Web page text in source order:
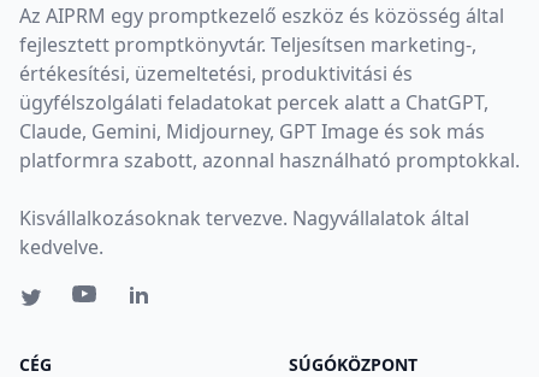
Az AIPRM egy promptkezelő eszköz és közösség által
fejlesztett promptkönyvtár. Teljesítsen marketing-,
értékesítési, üzemeltetési, produktivitási és
ügyfélszolgálati feladatokat percek alatt a ChatGPT,
Claude, Gemini, Midjourney, GPT Image és sok más
platformra szabott, azonnal használható promptokkal.
Kisvállalkozásoknak tervezve. Nagyvállalatok által
kedvelve.
CÉG SÚGÓKÖZPONT